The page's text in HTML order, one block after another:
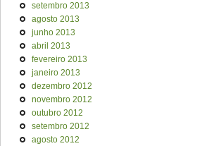
setembro 2013
agosto 2013
junho 2013
abril 2013
fevereiro 2013
janeiro 2013
dezembro 2012
novembro 2012
outubro 2012
setembro 2012
agosto 2012